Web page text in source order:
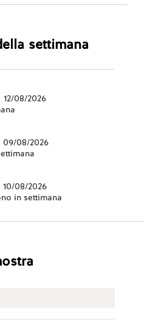
settimana
08/2026
08/2026
08/2026
in settimana